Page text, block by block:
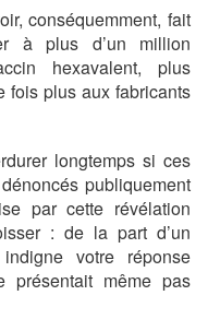
conséquemment, fait
à plus d’un million
hexavalent, plus
fois plus aux fabricants
longtemps si ces
publiquement
par cette révélation
: de la part d’un
votre réponse
présentait même pas